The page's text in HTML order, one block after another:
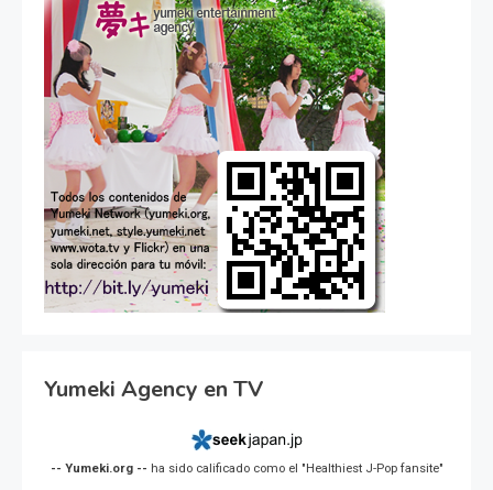
Yumeki Agency en TV
-- Yumeki.org -- ha sido calificado como el "Healthiest J-Pop fansite"